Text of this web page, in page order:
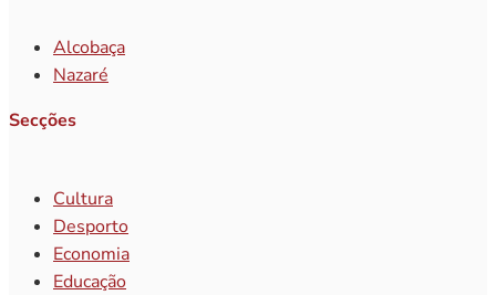
Alcobaça
Nazaré
Secções
Cultura
Desporto
Economia
Educação